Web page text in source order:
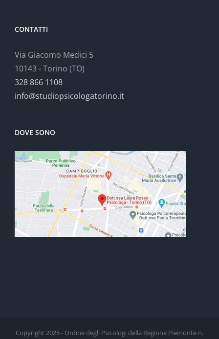
CONTATTI
Via Giacomo Medici 5
10143 - Torino (TO)
328 866 1108
info@studiopsicologatorino.it
DOVE SONO
Copyright 2025 - Ordine degli Psicologi della Regione Piemonte n.